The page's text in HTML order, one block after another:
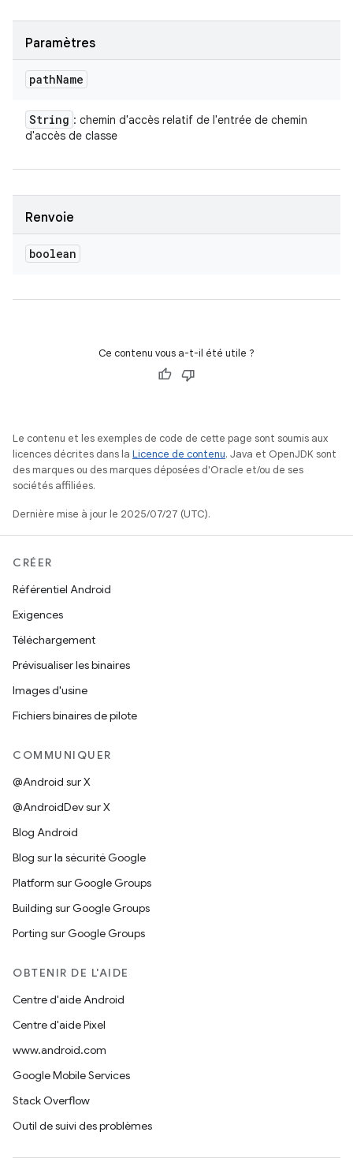
Paramètres
pathName
String : chemin d'accès relatif de l'entrée de chemin
d'accès de classe
Renvoie
boolean
Ce contenu vous a-t-il été utile ?
Le contenu et les exemples de code de cette page sont soumis aux
licences décrites dans la Licence de contenu. Java et OpenJDK sont
des marques ou des marques déposées d'Oracle et/ou de ses
sociétés affiliées.
Dernière mise à jour le 2025/07/27 (UTC).
CRÉER
Référentiel Android
Exigences
Téléchargement
Prévisualiser les binaires
Images d'usine
Fichiers binaires de pilote
COMMUNIQUER
@Android sur X
@AndroidDev sur X
Blog Android
Blog sur la sécurité Google
Platform sur Google Groups
Building sur Google Groups
Porting sur Google Groups
OBTENIR DE L'AIDE
Centre d'aide Android
Centre d'aide Pixel
www.android.com
Google Mobile Services
Stack Overflow
Outil de suivi des problèmes